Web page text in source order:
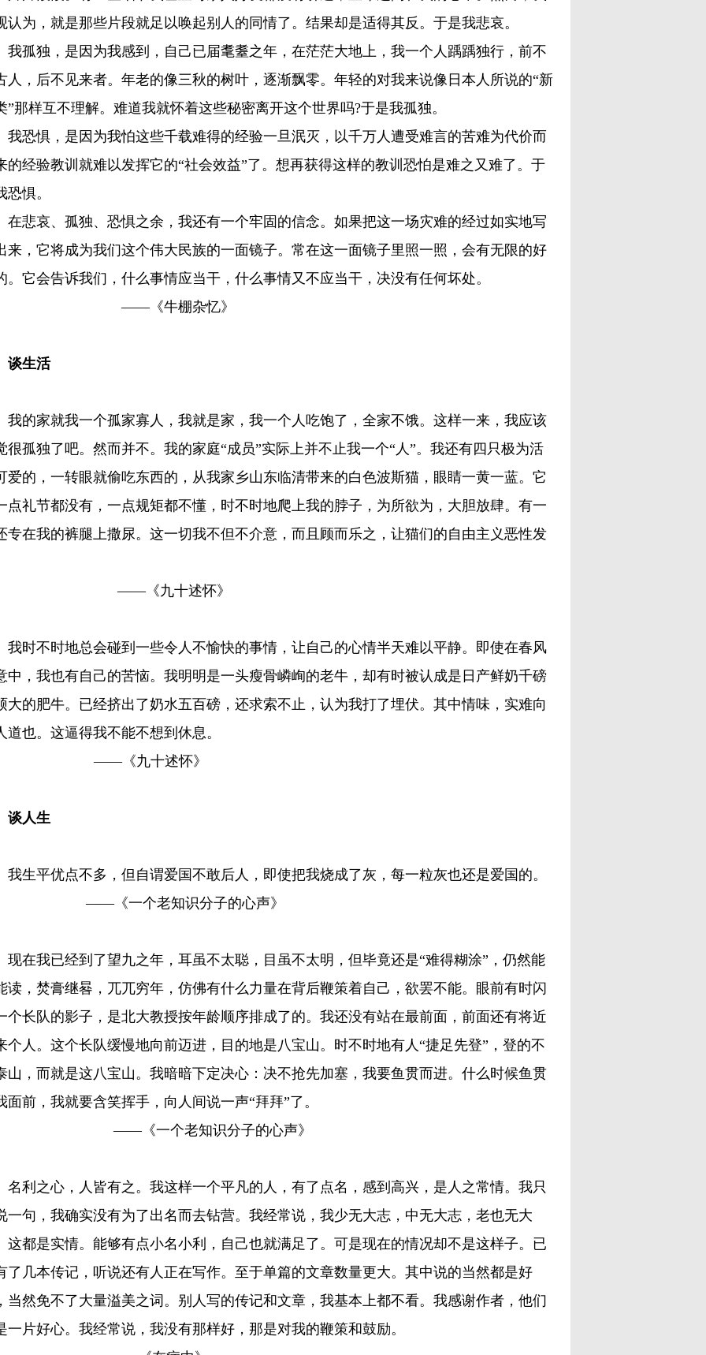
认为，就是那些片段就足以唤起别人的同情了。结果却是适得其反。于是我悲哀。
独，是因为我感到，自己已届耄耋之年，在茫茫大地上，我一个人踽踽独行，前不
人，后不见来者。年老的像三秋的树叶，逐渐飘零。年轻的对我来说像日本人所说的“新
”那样互不理解。难道我就怀着这些秘密离开这个世界吗?于是我孤独。
惧，是因为我怕这些千载难得的经验一旦泯灭，以千万人遭受难言的苦难为代价而
的经验教训就难以发挥它的“社会效益”了。想再获得这样的教训恐怕是难之又难了。于
恐惧。
哀、孤独、恐惧之余，我还有一个牢固的信念。如果把这一场灾难的经过如实地写
来，它将成为我们这个伟大民族的一面镜子。常在这一面镜子里照一照，会有无限的好
。它会告诉我们，什么事情应当干，什么事情又不应当干，决没有任何坏处。
《牛棚杂忆》
生活
家就我一个孤家寡人，我就是家，我一个人吃饱了，全家不饿。这样一来，我应该
很孤独了吧。然而并不。我的家庭“成员”实际上并不止我一个“人”。我还有四只极为活
爱的，一转眼就偷吃东西的，从我家乡山东临清带来的白色波斯猫，眼睛一黄一蓝。它
点礼节都没有，一点规矩都不懂，时不时地爬上我的脖子，为所欲为，大胆放肆。有一
专在我的裤腿上撒尿。这一切我不但不介意，而且顾而乐之，让猫们的自由主义恶性发
《九十述怀》
不时地总会碰到一些令人不愉快的事情，让自己的心情半天难以平静。即使在春风
中，我也有自己的苦恼。我明明是一头瘦骨嶙峋的老牛，却有时被认成是日产鲜奶千磅
大的肥牛。已经挤出了奶水五百磅，还求索不止，认为我打了埋伏。其中情味，实难向
道也。这逼得我不能不想到休息。
《九十述怀》
人生
平优点不多，但自谓爱国不敢后人，即使把我烧成了灰，每一粒灰也还是爱国的。
《一个老知识分子的心声》
我已经到了望九之年，耳虽不太聪，目虽不太明，但毕竟还是“难得糊涂”，仍然能
读，焚膏继晷，兀兀穷年，仿佛有什么力量在背后鞭策着自己，欲罢不能。眼前有时闪
个长队的影子，是北大教授按年龄顺序排成了的。我还没有站在最前面，前面还有将近
个人。这个长队缓慢地向前迈进，目的地是八宝山。时不时地有人“捷足先登”，登的不
山，而就是这八宝山。我暗暗下定决心：决不抢先加塞，我要鱼贯而进。什么时候鱼贯
面前，我就要含笑挥手，向人间说一声“拜拜”了。
《一个老知识分子的心声》
之心，人皆有之。我这样一个平凡的人，有了点名，感到高兴，是人之常情。我只
一句，我确实没有为了出名而去钻营。我经常说，我少无大志，中无大志，老也无大
这都是实情。能够有点小名小利，自己也就满足了。可是现在的情况却不是这样子。已
了几本传记，听说还有人正在写作。至于单篇的文章数量更大。其中说的当然都是好
当然免不了大量溢美之词。别人写的传记和文章，我基本上都不看。我感谢作者，他们
一片好心。我经常说，我没有那样好，那是对我的鞭策和鼓励。